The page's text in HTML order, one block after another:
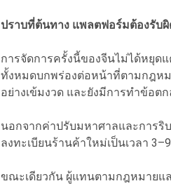
ปราบที่ต้นทาง แพลตฟอร์มต้องรับ
การจัดการครั้งนี้ของจีนไม่ได้หยุด
ทั้งหมดบกพร่องต่อหน้าที่ตามกฎห
อย่างเข้มงวด และยังมีการทำข้อต
นอกจากค่าปรับมหาศาลและการริ
ลงทะเบียนร้านค้าใหม่เป็นเวลา
ขณะเดียวกัน ผู้แทนตามกฎหมายแ